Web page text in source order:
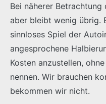
Bei näherer Betrachtung
aber bleibt wenig übrig.
sinnloses Spiel der
angesprochene
Kosten anzustellen,
nennen. Wir brauchen
bekommen wir nicht.